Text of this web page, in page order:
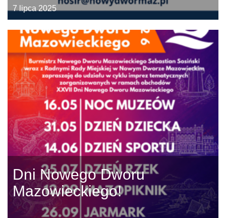
7 lipca 2025
Dni Nowego Dworu
Mazowieckiego!